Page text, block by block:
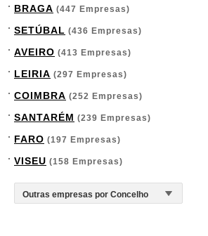
BRAGA (447 Empresas)
SETÚBAL (436 Empresas)
AVEIRO (413 Empresas)
LEIRIA (297 Empresas)
COIMBRA (252 Empresas)
SANTARÉM (239 Empresas)
FARO (197 Empresas)
VISEU (158 Empresas)